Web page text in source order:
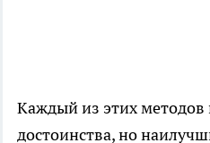
Каждый из этих методов
достоинства, но